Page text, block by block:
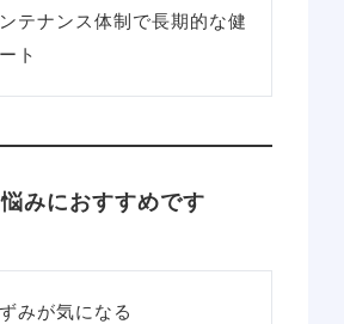
テナンス体制で長期的な健
ト
みにおすすめです
みが気になる